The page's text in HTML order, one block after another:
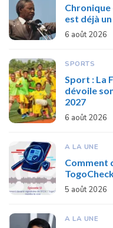
Chronique
est déjà
6 août 2026
SPORTS
Sport : La
dévoile
2027
6 août 2026
A LA UNE
Comment
5 août 2026
A LA UNE